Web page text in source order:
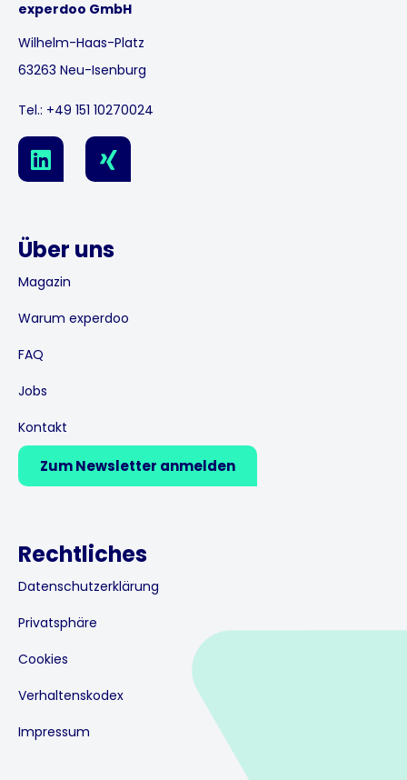
experdoo GmbH
Wilhelm-Haas-Platz
63263 Neu-Isenburg
Tel.: +49 151 10270024
L
i
n
e
d
i
X
i
n
Über uns
Magazin
Warum experdoo
FAQ
Jobs
Kontakt
Zum Newsletter anmelden
Rechtliches
Datenschutzerklärung
Privatsphäre
Cookies
Verhaltenskodex
Impressum